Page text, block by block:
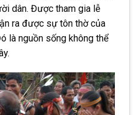
dân. Được tham gia lễ
ra được sự tôn thờ của
là nguồn sống không thể